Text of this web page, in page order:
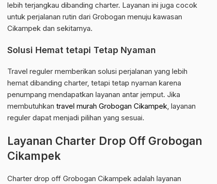
lebih terjangkau dibanding charter. Layanan ini juga cocok
untuk perjalanan rutin dari Grobogan menuju kawasan
Cikampek dan sekitarnya.
Solusi Hemat tetapi Tetap Nyaman
Travel reguler memberikan solusi perjalanan yang lebih
hemat dibanding charter, tetapi tetap nyaman karena
penumpang mendapatkan layanan antar jemput. Jika
membutuhkan travel murah Grobogan Cikampek, layanan
reguler dapat menjadi pilihan yang sesuai.
Layanan Charter Drop Off Grobogan
Cikampek
Charter drop off Grobogan Cikampek adalah layanan